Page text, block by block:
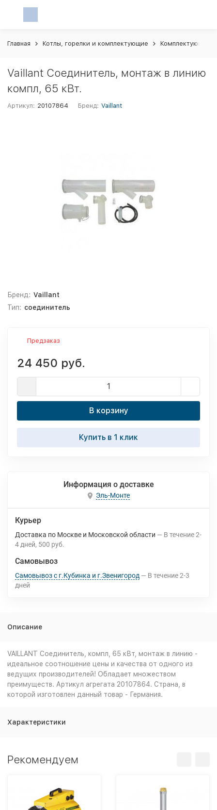
Главная Котлы, горелки и комплектующие Комплектующие и
Vaillant Соединитель, монтаж в линию
компл, 65 кВт.
Артикул: 20107864 Бренд: Vaillant
Бренд: Vaillant
Тип: соединитель
Предзаказ
24 450 руб.
В корзину
Купить в 1 клик
Информация о доставке
Эль-Монте
Курьер
Доставка по Москве и Московской области В течение2-
4 дней 500 руб.
Самовывоз
Самовывоз с г.Кубинка и г.Звенигород В течение2-3
дней
Описание
VAILLANT Соединитель, компл, 65 кВт, монтаж в линию -
идеальное соотношение цены и качества от одного из
ведущих производителей! Обладает множеством
преимуществ. Артикул агрегата 20107864. Страна, в
которой изготовлен данный товар - Германия.
Характеристики
Рекомендуем